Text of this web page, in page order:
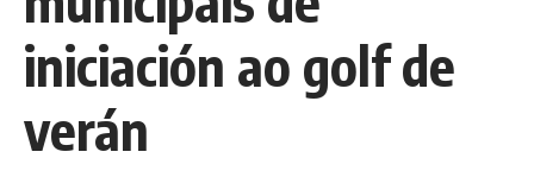
iniciación ao golf de
verán